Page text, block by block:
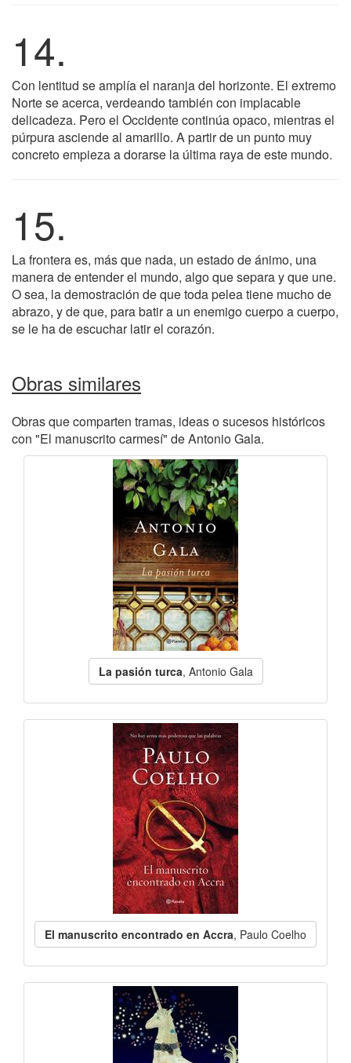
14.
Con lentitud se amplía el naranja del horizonte. El extremo
Norte se acerca, verdeando también con implacable
delicadeza. Pero el Occidente continúa opaco, mientras el
púrpura asciende al amarillo. A partir de un punto muy
concreto empieza a dorarse la última raya de este mundo.
15.
La frontera es, más que nada, un estado de ánimo, una
manera de entender el mundo, algo que separa y que une.
O sea, la demostración de que toda pelea tiene mucho de
abrazo, y de que, para batir a un enemigo cuerpo a cuerpo,
se le ha de escuchar latir el corazón.
Obras similares
Obras que comparten tramas, ideas o sucesos históricos
con "El manuscrito carmesí" de Antonio Gala.
La pasión turca, Antonio Gala
El manuscrito encontrado en Accra, Paulo Coelho